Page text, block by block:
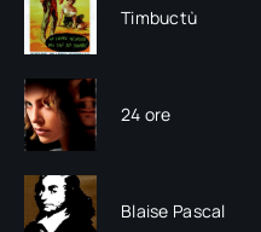
Timbuctù
24 ore
Blaise Pascal